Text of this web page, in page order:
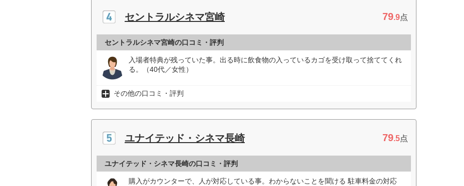
セントラルシネマ宮崎 79.9点
セントラルシネマ宮崎の口コミ・評判
入場者特典が残っていた事。出る時に飲食物の入っているカゴを受け取って捨ててくれ
る。（40代／女性）
その他の口コミ・評判
ユナイテッド・シネマ長崎 79.5点
ユナイテッド・シネマ長崎の口コミ・評判
購入がカウンターで、人が対応している事。わからないことを聞ける 駐車料金の対応